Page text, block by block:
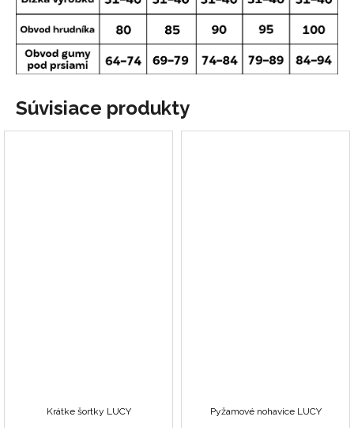
Súvisiace produkty
Krátke šortky LUCY Pyžamové nohavice LUCY